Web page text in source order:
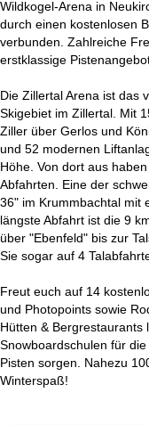
Wildkogel-Arena in
durch einen kostenlosen
verbunden. Zahlreiche
erstklassige
Die Zillertal Arena ist das
Skigebiet im Zillertal. Mit
Ziller über Gerlos und
und 52 modernen
Höhe. Von dort aus
Abfahrten. Eine der
36" im Krummbachtal mit
längste Abfahrt ist die 9
über "Ebenfeld" bis zur
Sie sogar auf 4
Freut euch auf 14
und Photopoints sowie
Hütten & Bergrestaurants
Snowboardschulen für
Pisten sorgen. Nahezu
Winterspaß!